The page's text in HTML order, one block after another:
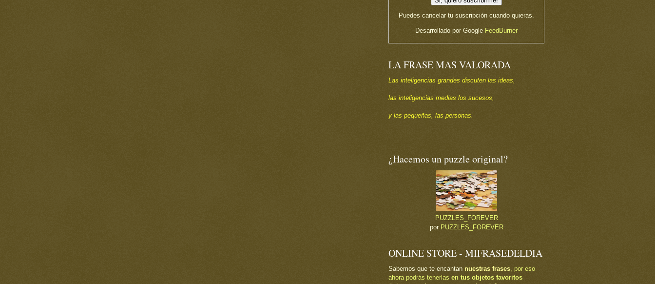
Puedes cancelar tu suscripción cuando quieras.
Desarrollado por Google FeedBurner
LA FRASE MAS VALORADA
Las inteligencias grandes discuten las ideas,
las inteligencias medias los sucesos,
y las pequeñas, las personas.
¿Hacemos un puzzle original?
PUZZLES_FOREVER
por PUZZLES_FOREVER
ONLINE STORE - MIFRASEDELDIA
Sabemos que te encantan nuestras frases, por eso
ahora podrás tenerlas en tus objetos favoritos